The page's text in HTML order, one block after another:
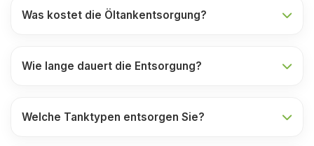
Was kostet die Öltankentsorgung?
Wie lange dauert die Entsorgung?
Welche Tanktypen entsorgen Sie?